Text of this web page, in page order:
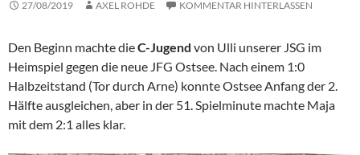
27/08/2019 AXEL ROHDE KOMMENTAR HINTERLASSEN
Den Beginn machte dieC-Jugend von Ulli unserer JSG im
Heimspiel gegen die neue JFG Ostsee. Nach einem 1:0
Halbzeitstand (Tor durch Arne) konnte Ostsee Anfang der 2.
Hälfte ausgleichen, aber in der 51. Spielminute machte Maja
mit dem 2:1 alles klar.